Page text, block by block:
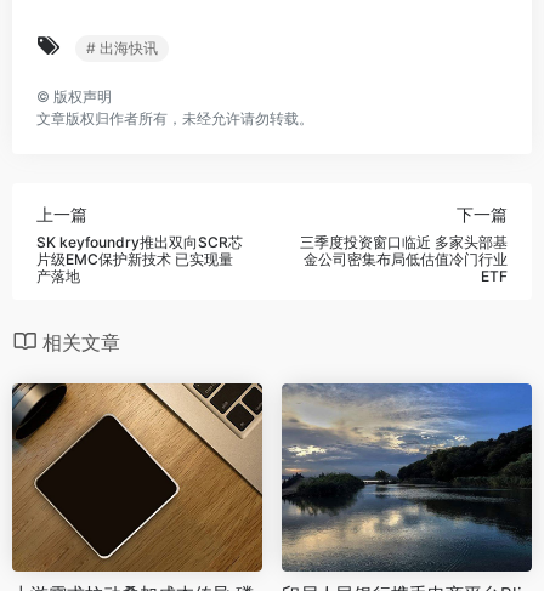
# 出海快讯
© 版权声明
文章版权归作者所有，未经允许请勿转载。
上一篇
SK keyfoundry推出双向SCR芯
片级EMC保护新技术 已实现量
产落地
下一篇
三季度投资窗口临近 多家头部基
金公司密集布局低估值冷门行业
ETF
相关文章